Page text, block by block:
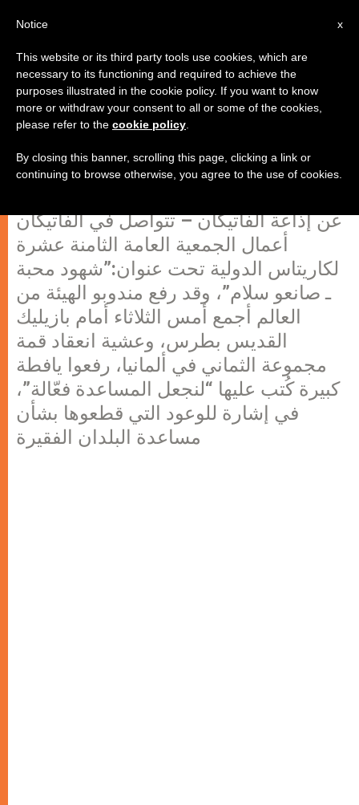
الكردينال مارادياغا رئيسًا جديدا
لكاريتاس الدولية
عن إذاعة الفاتيكان – تتواصل في الفاتيكان
أعمال الجمعية العامة الثامنة عشرة
لكاريتاس الدولية تحت عنوان:”شهود محبة
ـ صانعو سلام”، وقد رفع مندوبو الهيئة من
العالم أجمع أمس الثلاثاء أمام بازيليك
القديس بطرس، وعشية انعقاد قمة
مجموعة الثماني في ألمانيا، رفعوا يافطة
كبيرة كُتب عليها “لنجعل المساعدة فعّالة”،
في إشارة للوعود التي قطعوها بشأن
مساعدة البلدان الفقيرة
x
Notice
This website or its third party tools use cookies, which are
necessary to its functioning and required to achieve the
purposes illustrated in the cookie policy. If you want to know
more or withdraw your consent to all or some of the cookies,
please refer to the cookie policy
By closing this banner, scrolling this page, clicking a link or
continuing to browse otherwise, you agree to the use of cookies.